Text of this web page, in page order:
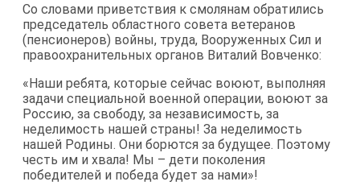
Со словами приветствия к смолянам обратились
председатель областного совета ветеранов
(пенсионеров) войны, труда, Вооруженных Сил и
правоохранительных органов Виталий Вовченко:
«Наши ребята, которые сейчас воюют, выполняя
задачи специальной военной операции, воюют за
Россию, за свободу, за независимость, за
неделимость нашей страны! За неделимость
нашей Родины. Они борются за будущее. Поэтому
честь им и хвала! Мы – дети поколения
победителей и победа будет за нами»!